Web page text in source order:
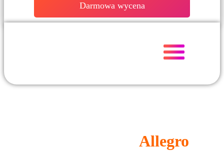
Darmowa wycena
Allegro